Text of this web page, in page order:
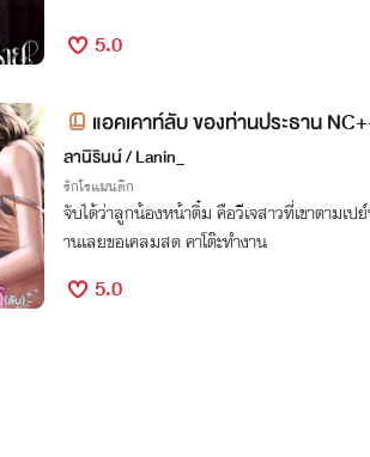
5.0
แอคเคาท์ลับ ของท่านประธาน
ลานิรินน์ / Lanin_
รักโรแมนติก
จับได้ว่าลูกน้องหน้าติ๋ม คือวีเจสาวที่เขาตามเ
านเลยขอเคลมสด คาโต๊ะทำงาน
5.0